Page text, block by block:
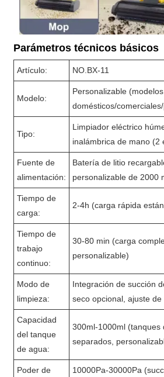
Parámetros técnicos básicos
Artículo: NO.BX-11
Modelo:
Personalizable
domésticos/
Tipo:
Limpiador eléctrico
inalámbrica de mano (2
Fuente de
alimentación:
Batería de litio
personalizable de 2000
Tiempo de
carga:
2-4h (carga rápida
Tiempo de
trabajo
continuo:
30-80 min (carga
personalizable)
Modo de
limpieza:
Integración de succión
seco opcional, ajuste
Capacidad
del tanque
de agua:
300ml-1000ml (tanques
separados,
Poder de
10000Pa-30000Pa